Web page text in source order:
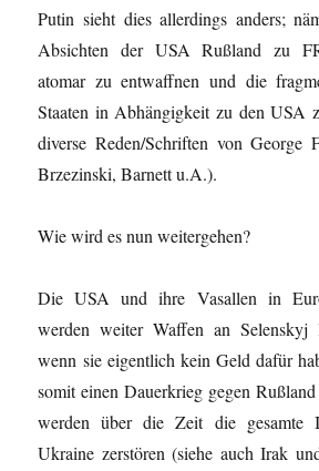
Putin sieht dies allerdings anders;
Absichten der USA Rußland zu
atomar zu entwaffnen und die
Staaten in Abhängigkeit zu den USA
diverse Reden/Schriften von George
Brzezinski, Barnett u.A.).
Wie wird es nun weitergehen?
Die USA und ihre Vasallen in
werden weiter Waffen an Selenskyj
wenn sie eigentlich kein Geld dafür
somit einen Dauerkrieg gegen
werden über die Zeit die gesamte
Ukraine zerstören (siehe auch Irak